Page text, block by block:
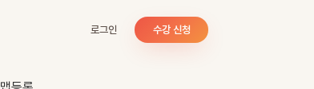
로그인 수강 신청